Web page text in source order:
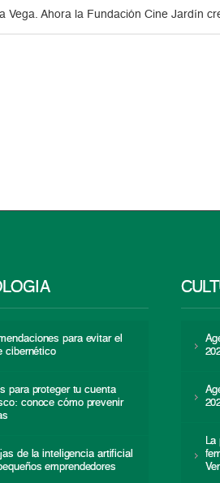
Vega. Ahora la Fundación Cine Jardín
para evitar el
cibernético
para proteger tu cuenta
conoce cómo prevenir
de la inteligencia artificial
emprendedores